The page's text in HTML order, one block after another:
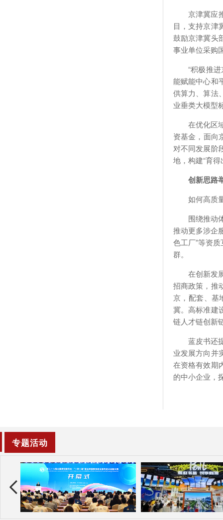
京津冀应
目，支持京津
鼓励京津冀头
事业单位采购
“积极推
能赋能中心和
供算力、算法
业垂类大模型
在优化区
资基金，面向
对不同发展阶
地，构建“育得
创新思路
如何高质
围绕推动
推动更多涉企
色工厂”等资
群。
在创新发
招商政策，推
京，配套、基
冀。高标准建
链人才链创新
蓝皮书还
业发展方向并
在资格有效期
的中小企业，
专题活动